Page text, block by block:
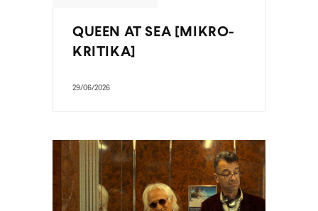
QUEEN AT SEA [MIKRO-
KRITIKA]
29/06/2026